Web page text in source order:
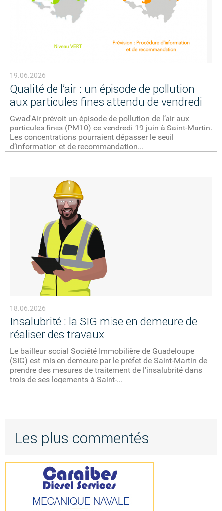
19.06.2026
Qualité de l’air : un épisode de pollution
aux particules fines attendu de vendredi
Gwad'Air prévoit un épisode de pollution de l’air aux
particules fines (PM10) ce vendredi 19 juin à Saint-Martin.
Les concentrations pourraient dépasser le seuil
d’information et de recommandation...
18.06.2026
Insalubrité : la SIG mise en demeure de
réaliser des travaux
Le bailleur social Société Immobilière de Guadeloupe
(SIG) est mis en demeure par le préfet de Saint-Martin de
prendre des mesures de traitement de l'insalubrité dans
trois de ses logements à Saint-...
Les plus commentés